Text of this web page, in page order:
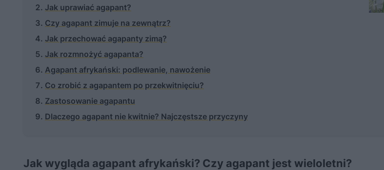
Jak uprawiać agapant?
Czy agapant zimuje na zewnątrz?
Jak przechować agapanty zimą?
Jak rozmnożyć agapanta?
Agapant afrykański: podlewanie, nawożenie
Co zrobić z agapantem po przekwitnięciu?
Zastosowanie agapantu
Dlaczego agapant nie kwitnie? Najczęstsze przyczyny
Jak wygląda agapant afrykański? Czy agapant jest wieloletni?